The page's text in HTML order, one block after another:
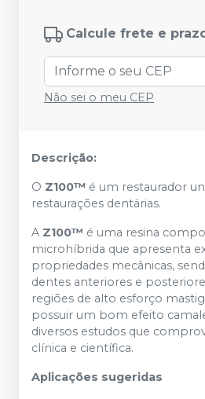
Calcule frete e
Não sei o meu CEP
Descrição:
O Z100™ é um restaurador
restaurações dentárias.
A Z100™ é uma resina
microhíbrida que apresenta
propriedades mecânicas,
dentes anteriores e
regiões de alto esforço
possuir um bom efeito
diversos estudos que
clínica e científica.
Aplicações sugeridas